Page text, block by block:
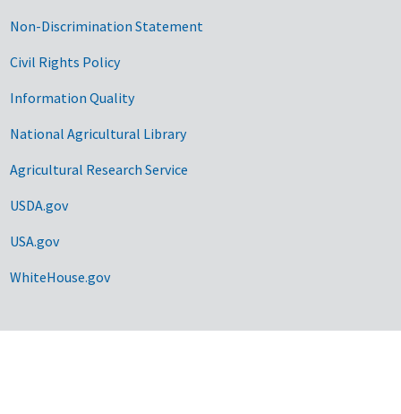
Non-Discrimination Statement
Civil Rights Policy
Information Quality
National Agricultural Library
Agricultural Research Service
USDA.gov
USA.gov
WhiteHouse.gov